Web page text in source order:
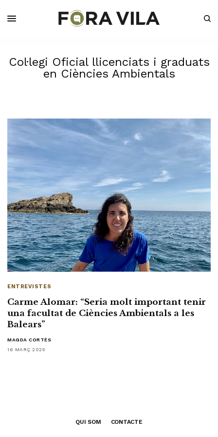
Col·legi Oficial llicenciats i graduats
en Ciències Ambientals
ENTREVISTES
Carme Alomar: “Seria molt important tenir
una facultat de Ciències Ambientals a les
Balears”
MAGDA CORTÈS
16 MARÇ 2025
QUI SOM CONTACTE